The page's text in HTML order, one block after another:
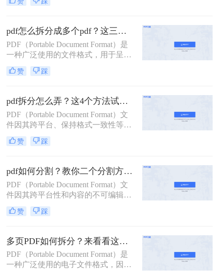
件。但是，经常会遇到一种情况，需
部分内容，有些内容并不方便给他人
看。因此，此时最好的办法就是把它
拆分。所以，怎么将pdf拆分成多个
呢？以下是3种有用的PDF拆分方法，
一起来看看吧。
pdf怎么拆分成多个pdf？这三种方法教你轻松拆分！
PDF（Portable Document Format）是
一种广泛使用的文件格式，用于呈现
文档，因为它可以保持原始文档的格
式和布局，不受操作系统、软件或硬
将一个大型PDF文件拆分成多个较小
的PDF文件，以便于传输、编辑或阅
读。那么pdf怎么拆分成多个pdf呢？
本文将介绍三种拆分PDF的方法，并
提供一些实用技巧。
赞 踩
pdf拆分怎么弄？这4个方法试试看吧！
PDF（Portable Document Format）文
件因其跨平台、保持格式一致性等特
点，在办公和学习中得到了广泛应
用。然而，有时我们需要将一个较大
于分享、管理或打印。那么pdf拆分怎
么弄呢？本文将详细介绍几种常见的
PDF拆分方法，帮助您轻松完成PDF
文件的拆分工作。
赞 踩
pdf如何分割？教你二个分割方法！
PDF（Portable Document Format）文
件因其跨平台性和内容的不可编辑
性，在日常工作和学习中得到了广泛
应用。然而，有时我们需要将较大的
便于管理、传输或打印。那么pdf如何
分割呢？本文将详细介绍几种PDF分
割的方法，帮助您轻松完成这一任
务。
赞 踩
多页PDF如何拆分？来看看这三个PDF拆分方法！
PDF（Portable Document Format）是
一种广泛使用的电子文件格式，因其